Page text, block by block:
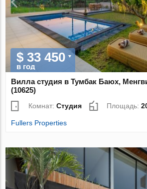
$ 33 450
в год
Вилла студия в Тумбак Баюх,
(10625)
Комнат:Студия Площадь:
Fullers Properties